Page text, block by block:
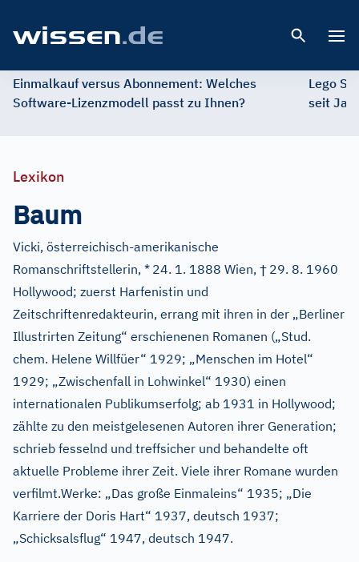
Einmalkauf versus Abonnement: Welches
Software-Lizenzmodell passt zu Ihnen?
Lego
seit
Lexikon
Baum
Vicki, österreichisch-amerikanische
Romanschriftstellerin, * 24. 1. 1888 Wien, † 29. 8. 1960
Hollywood; zuerst Harfenistin und
Zeitschriftenredakteurin, errang mit ihren in der „Berliner
Illustrirten Zeitung“ erschienenen Romanen („Stud.
chem. Helene Willfüer“ 1929; „Menschen im Hotel“
1929; „Zwischenfall in Lohwinkel“ 1930) einen
internationalen Publikumserfolg; ab 1931 in Hollywood;
zählte zu den meistgelesenen Autoren ihrer Generation;
schrieb fesselnd und treffsicher und behandelte oft
aktuelle Probleme ihrer Zeit. Viele ihrer Romane wurden
verfilmt.Werke: „Das große Einmaleins“ 1935; „Die
Karriere der Doris Hart“ 1937, deutsch 1937;
„Schicksalsflug“ 1947, deutsch 1947.